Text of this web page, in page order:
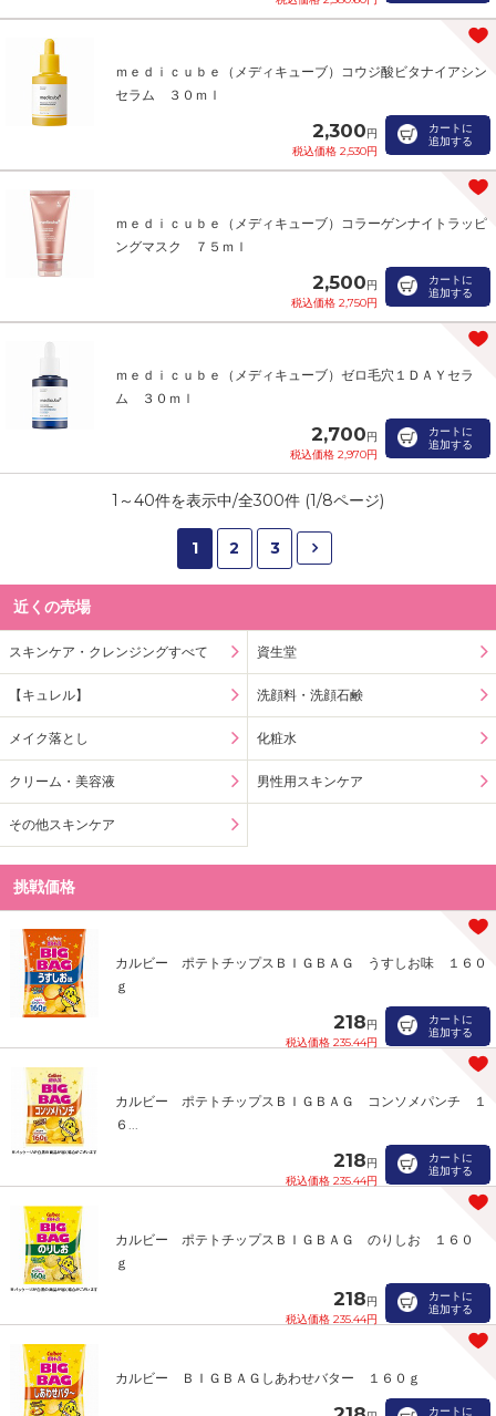
ｍｅｄｉｃｕｂｅ（メディキューブ）コウジ酸ビタナイアシン
セラム ３０ｍｌ
2,300円
税込価格 2,530円
カートに
追加する
ｍｅｄｉｃｕｂｅ（メディキューブ）コラーゲンナイトラッピ
ングマスク ７５ｍｌ
2,500円
税込価格 2,750円
カートに
追加する
ｍｅｄｉｃｕｂｅ（メディキューブ）ゼロ毛穴１ＤＡＹセラ
ム ３０ｍｌ
2,700円
税込価格 2,970円
カートに
追加する
1 ～40件を表示中/全300件 (1/8ページ)
1 2 3
近くの売場
スキンケア・クレンジングすべて 資生堂
【キュレル】 洗顔料・洗顔石鹸
メイク落とし 化粧水
クリーム・美容液 男性用スキンケア
その他スキンケア
挑戦価格
カルビー ポテトチップスＢＩＧＢＡＧ うすしお味 １６０
ｇ
218円
税込価格 235.44円
カートに
追加する
カルビー ポテトチップスＢＩＧＢＡＧ コンソメパンチ １
６...
218円
税込価格 235.44円
カートに
追加する
カルビー ポテトチップスＢＩＧＢＡＧ のりしお １６０
ｇ
218円
税込価格 235.44円
カートに
追加する
カルビー ＢＩＧＢＡＧしあわせバター １６０ｇ
カートに